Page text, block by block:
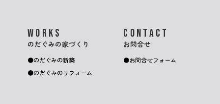
WORKS
のだぐみの家づくり
のだぐみの新築
のだぐみのリフォーム
CONTACT
お問合せ
お問合せフォーム